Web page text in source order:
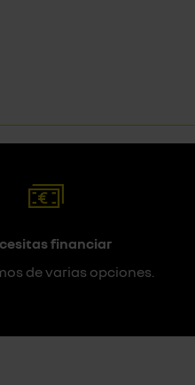
financiar
de varias opciones.